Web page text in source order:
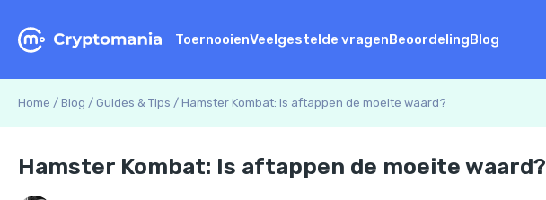
ToernooienVeelgestelde vragenBeoordelingBlog
Home / Blog / Guides & Tips / Hamster Kombat: Is aftappen de moeite waard?
Hamster Kombat: Is aftappen de moeite waard?